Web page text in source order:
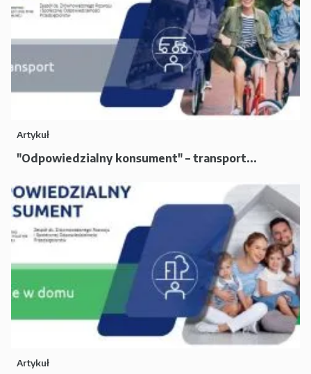
Artykuł
"Odpowiedzialny konsument" – transport...
Artykuł